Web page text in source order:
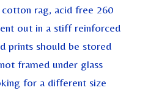
rag, acid free 260
out in a stiff reinforced
prints should be stored
framed under glass
for a different size